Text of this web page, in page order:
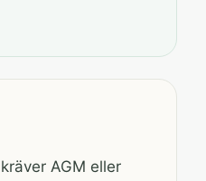
AGM eller